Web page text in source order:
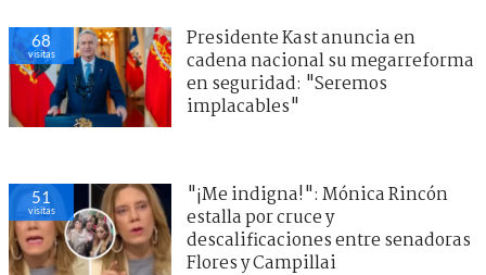
68
visitas
Presidente Kast anuncia en
cadena nacional su megarreforma
en seguridad: "Seremos
implacables"
51
visitas
"¡Me indigna!": Mónica Rincón
estalla por cruce y
descalificaciones entre senadoras
Flores y Campillai